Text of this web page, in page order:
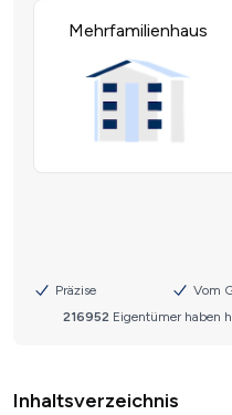
Inhaltsverzeichnis